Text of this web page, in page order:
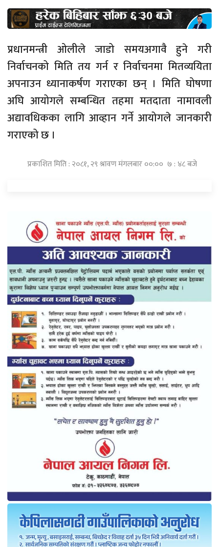
प्रधानमन्त्री ओलीले जाडो समयअगावै हुने गरी
निर्वाचनको मिति तय गर्न र निर्वाचनमा मितव्ययिता
अपनाउन ध्यानाकर्षण गराएका छन् । मिति घोषणा
अघि आयोगले सम्बन्धित तहमा मतदाता नामावली
अद्यावधिकका लागि आव्हान गर्ने आयोगले जानकारी
गराएको छ ।
प्रकाशित मिति : २०८१, २९ श्रावण मंगलबार ००:०० ७ : ४८ बजे